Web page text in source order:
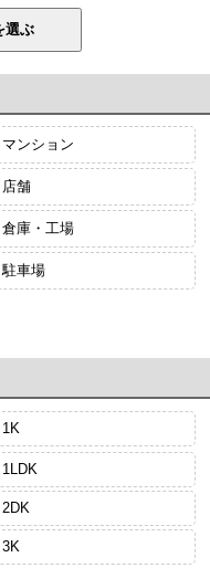
マンション
店舗
倉庫・工場
駐車場
1K
1LDK
2DK
3K